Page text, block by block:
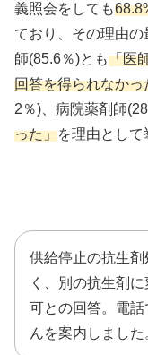
義照会をしても
ており、その理由
師(85.6％)とも「医
回答を得られなかっ
2％)、病院薬剤師
った」を理由として
供給停止の抗生
く、別の抗生剤
可との回答。電
んを案内しました